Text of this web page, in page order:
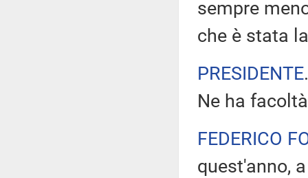
sempre
che è stata
PRESIDENTE
Ne ha
FEDERICO
quest'anno,